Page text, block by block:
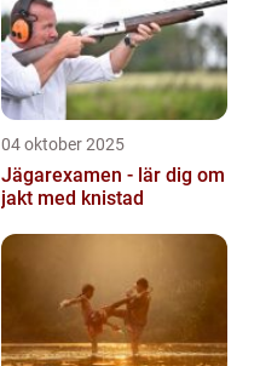
04 oktober 2025
Jägarexamen - lär dig om
jakt med knistad